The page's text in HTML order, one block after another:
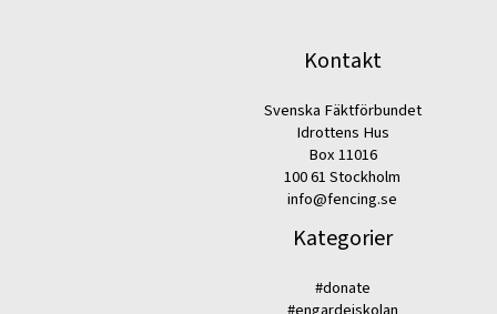
Kontakt
Svenska Fäktförbundet
Idrottens Hus
Box 11016
100 61 Stockholm
info@fencing.se
Kategorier
#donate